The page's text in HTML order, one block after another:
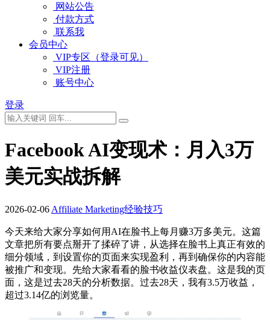
网站公告
付款方式
联系我
会员中心
VIP专区（登录可见）
VIP注册
账号中心
登录
Facebook AI变现术：月入3万
美元实战拆解
2026-02-06 Affiliate Marketing经验技巧
今天来给大家分享如何用AI在脸书上每月赚3万多美元。这篇
文章把所有要点掰开了揉碎了讲，从选择在脸书上真正有效的
细分领域，到设置你的页面来实现盈利，再到确保你的内容能
被推广和变现。先给大家看看的脸书收益仪表盘。这是我的页
面，这是过去28天的分析数据。过去28天，我有3.5万收益，
超过3.14亿的浏览量。